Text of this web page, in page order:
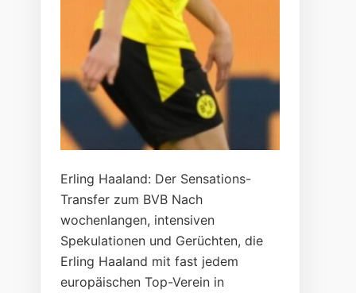
Erling Haaland: Der Sensations-
Transfer zum BVB Nach
wochenlangen, intensiven
Spekulationen und Gerüchten, die
Erling Haaland mit fast jedem
europäischen Top-Verein in